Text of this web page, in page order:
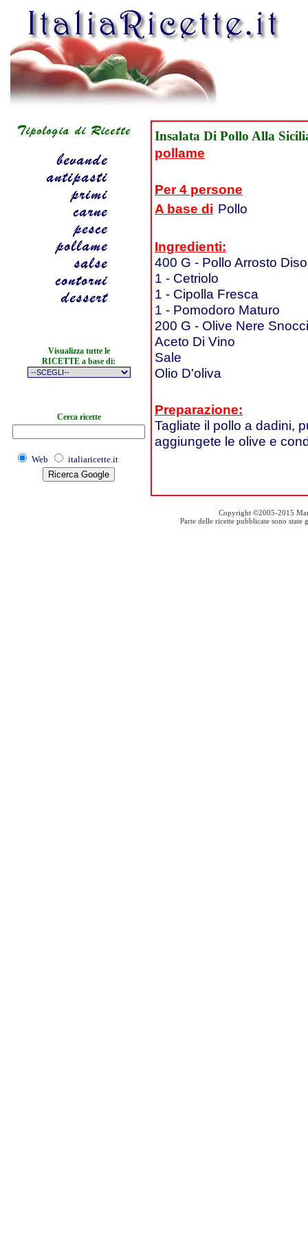
Visualizza tutte le
RICETTE a base di:
Cerca ricette
Web italiaricette.it
Insalata Di Pollo Alla
pollame
Per 4 persone
A base di Pollo
Ingredienti:
400 G - Pollo Arrosto
1 - Cetriolo
1 - Cipolla Fresca
1 - Pomodoro Maturo
200 G - Olive Nere
Aceto Di Vino
Sale
Olio D'oliva
Preparazione:
Tagliate il pollo a dadini,
aggiungete le olive e
Copyright ©2005-2015
Parte delle ricette pubblicate sono state